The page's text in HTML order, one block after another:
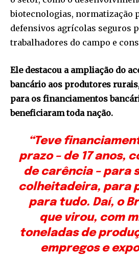
biotecnologias, normatização
defensivos agrícolas seguros
trabalhadores do campo e
Ele destacou a ampliação do
bancário aos produtores
para os financiamentos
beneficiaram toda nação.
“Teve
prazo – de 17 anos,
de carência – para
colheitadeira, para
para tudo. Daí, o
que virou, com
toneladas de
empregos e